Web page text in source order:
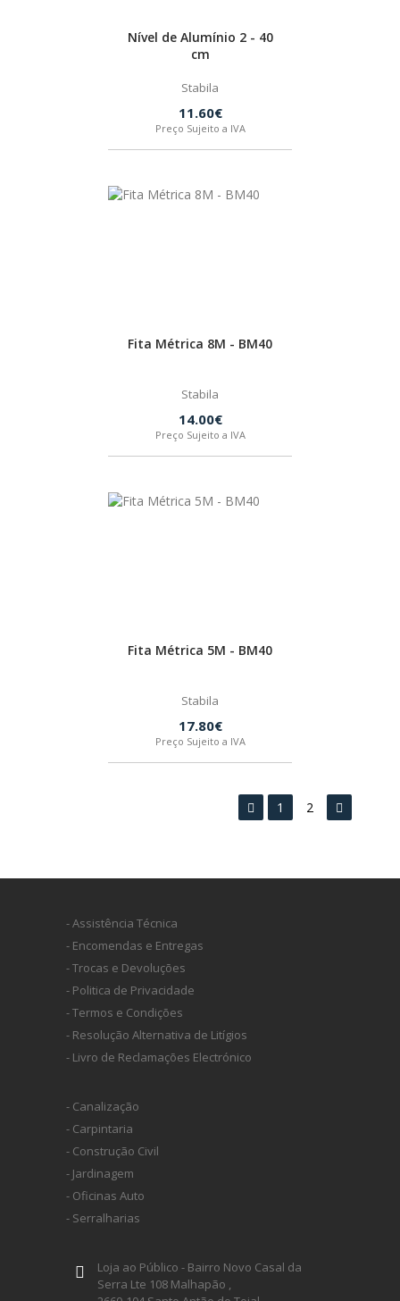
Nível de Alumínio 2 - 40
cm
Stabila
11.60€
Preço Sujeito a IVA
Fita Métrica 8M - BM40
Stabila
14.00€
Preço Sujeito a IVA
Fita Métrica 5M - BM40
Stabila
17.80€
Preço Sujeito a IVA
1 2
- Assistência Técnica
- Encomendas e Entregas
- Trocas e Devoluções
- Politica de Privacidade
- Termos e Condições
- Resolução Alternativa de Litígios
- Livro de Reclamações Electrónico
- Canalização
- Carpintaria
- Construção Civil
- Jardinagem
- Oficinas Auto
- Serralharias
Loja ao Público - Bairro Novo Casal da
Serra Lte 108 Malhapão ,